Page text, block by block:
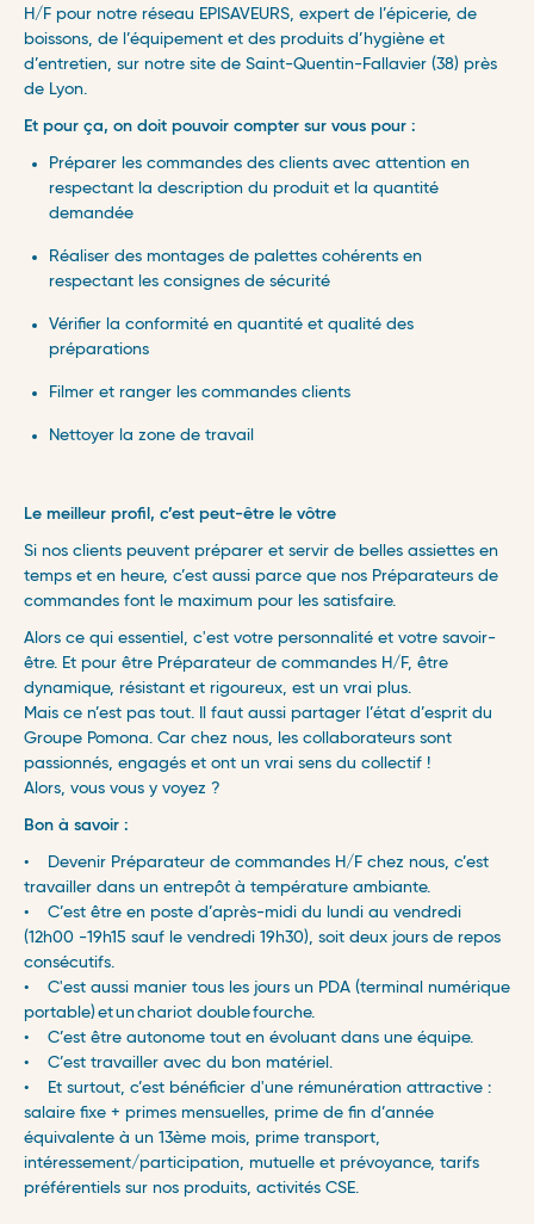
H/F pour notre réseau EPISAVEURS, expert de l’épicerie, de
boissons, de l’équipement et des produits d’hygiène et
d’entretien, sur notre site de Saint-Quentin-Fallavier (38) près
de Lyon.
Et pour ça, on doit pouvoir compter sur vous pour :
Préparer les commandes des clients avec attention en
respectant la description du produit et la quantité
demandée
Réaliser des montages de palettes cohérents en
respectant les consignes de sécurité
Vérifier la conformité en quantité et qualité des
préparations
Filmer et ranger les commandes clients
Nettoyer la zone de travail
Le meilleur profil, c’est peut-être le vôtre
Si nos clients peuvent préparer et servir de belles assiettes en
temps et en heure, c’est aussi parce que nos Préparateurs de
commandes font le maximum pour les satisfaire.
Alors ce qui essentiel, c'est votre personnalité et votre savoir-
être. Et pour être Préparateur de commandes H/F, être
dynamique, résistant et rigoureux, est un vrai plus.
Mais ce n’est pas tout. Il faut aussi partager l’état d’esprit du
Groupe Pomona. Car chez nous, les collaborateurs sont
passionnés, engagés et ont un vrai sens du collectif !
Alors, vous vous y voyez ?
Bon à savoir :
• Devenir Préparateur de commandes H/F chez nous, c’est
travailler dans un entrepôt à température ambiante.
• C’est être en poste d’après-midi du lundi au vendredi
(12h00 -19h15 sauf le vendredi 19h30), soit deux jours de repos
consécutifs.
• C'est aussi manier tous les jours un PDA (terminal numérique
portable) et un chariot double fourche.
• C’est être autonome tout en évoluant dans une équipe.
• C’est travailler avec du bon matériel.
• Et surtout, c’est bénéficier d'une rémunération attractive :
salaire fixe + primes mensuelles, prime de fin d’année
équivalente à un 13ème mois, prime transport,
intéressement/participation, mutuelle et prévoyance, tarifs
préférentiels sur nos produits, activités CSE.